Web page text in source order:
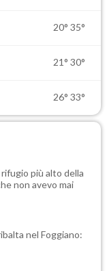
20° 35°
21° 30°
26° 33°
più alto della
non avevo mai
nel Foggiano: